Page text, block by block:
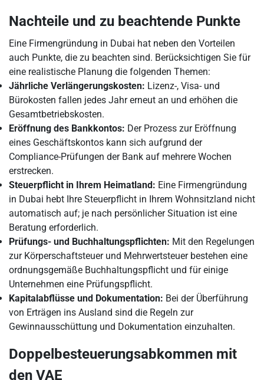
Nachteile und zu beachtende Punkte
Eine Firmengründung in Dubai hat neben den Vorteilen
auch Punkte, die zu beachten sind. Berücksichtigen Sie für
eine realistische Planung die folgenden Themen:
Jährliche Verlängerungskosten: Lizenz-, Visa- und
Bürokosten fallen jedes Jahr erneut an und erhöhen die
Gesamtbetriebskosten.
Eröffnung des Bankkontos: Der Prozess zur Eröffnung
eines Geschäftskontos kann sich aufgrund der
Compliance-Prüfungen der Bank auf mehrere Wochen
erstrecken.
Steuerpflicht in Ihrem Heimatland: Eine Firmengründung
in Dubai hebt Ihre Steuerpflicht in Ihrem Wohnsitzland nicht
automatisch auf; je nach persönlicher Situation ist eine
Beratung erforderlich.
Prüfungs- und Buchhaltungspflichten: Mit den Regelungen
zur Körperschaftsteuer und Mehrwertsteuer bestehen eine
ordnungsgemäße Buchhaltungspflicht und für einige
Unternehmen eine Prüfungspflicht.
Kapitalabflüsse und Dokumentation: Bei der Überführung
von Erträgen ins Ausland sind die Regeln zur
Gewinnausschüttung und Dokumentation einzuhalten.
Doppelbesteuerungsabkommen mit
den VAE